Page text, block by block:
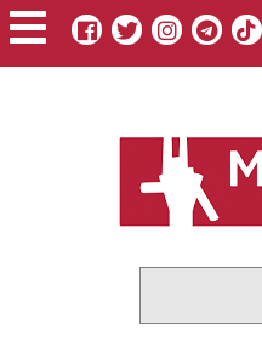
Vés
al
contingut